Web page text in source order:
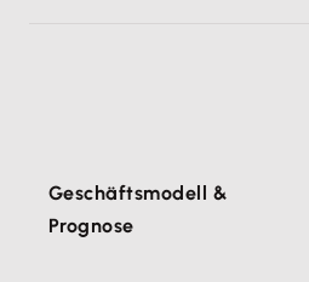
Geschäftsmodell &
Prognose